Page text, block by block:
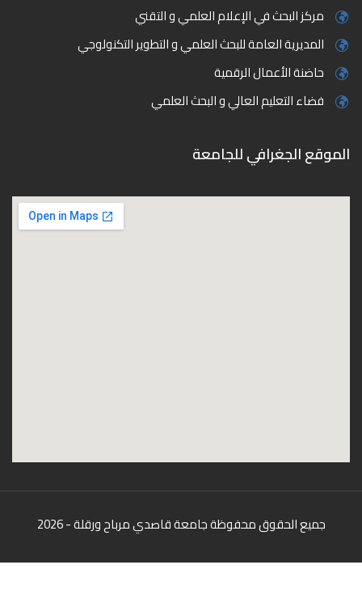
مركز البحث في الإعلام العلمي و التقني
المديرية العامة للبحث العلمي و التطوير التكنولوجي
حاضنة الأعمال الرقمية
فضاء التعليم العالي و البحث العلمي
الموقع الجغرافي للجامعة
جميع الحقوق محفوظة جامعة قاصدي مرباح ورقلة - 2026
سياسة الخصوصية
شروط الاستخدام خارطة الموقع